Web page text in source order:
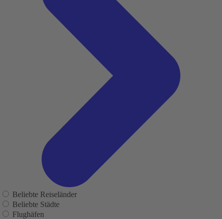
Beliebte Reiseländer
Beliebte Städte
Flughäfen